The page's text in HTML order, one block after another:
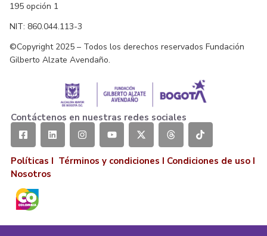
195 opción 1
NIT: 860.044.113-3
©Copyright 2025 – Todos los derechos reservados Fundación
Gilberto Alzate Avendaño.
Contáctenos en nuestras redes sociales
Políticas I Términos y condiciones I Condiciones de uso I
Nosotros